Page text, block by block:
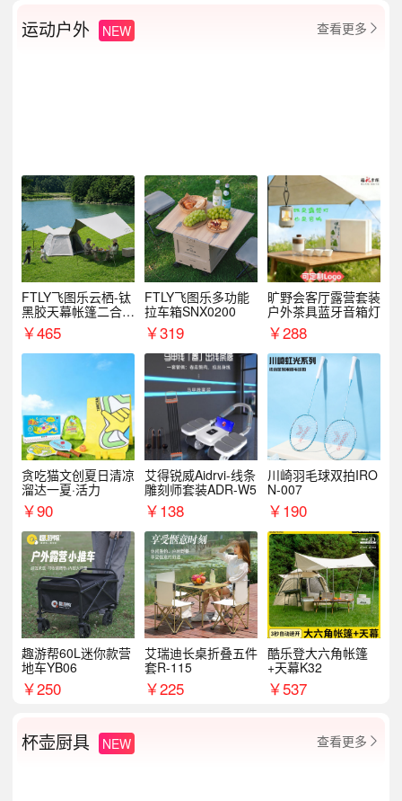
运动户外 NEW 查看更多 
FTLY飞图乐云栖-钛
黑胶天幕帐篷二合一
TMTZ0201
￥465
FTLY飞图乐多功能
拉车箱SNX0200
￥319
旷野会客厅露营套装
户外茶具蓝牙音箱灯
￥288
贪吃猫文创夏日清凉
溜达一夏·活力
￥90
艾得锐威Aidrvi-线条
雕刻师套装ADR-W5
￥138
川崎羽毛球双拍IRO
N-007
￥190
趣游帮60L迷你款营
地车YB06
￥250
艾瑞迪长桌折叠五件
套R-115
￥225
酷乐登大六角帐篷
+天幕K32
￥537
杯壶厨具 NEW 查看更多 